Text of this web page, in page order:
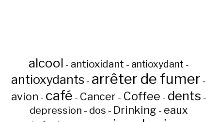
alcool - antioxidant - antioxydant -
antioxydants - arrêter de fumer -
avion - café - Cancer - Coffee - dents -
depression - dos - Drinking - eaux